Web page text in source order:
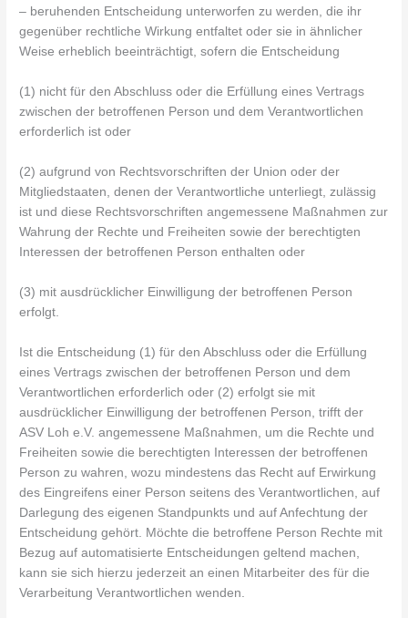
– beruhenden Entscheidung unterworfen zu werden, die ihr
gegenüber rechtliche Wirkung entfaltet oder sie in ähnlicher
Weise erheblich beeinträchtigt, sofern die Entscheidung
(1) nicht für den Abschluss oder die Erfüllung eines Vertrags
zwischen der betroffenen Person und dem Verantwortlichen
erforderlich ist oder
(2) aufgrund von Rechtsvorschriften der Union oder der
Mitgliedstaaten, denen der Verantwortliche unterliegt, zulässig
ist und diese Rechtsvorschriften angemessene Maßnahmen zur
Wahrung der Rechte und Freiheiten sowie der berechtigten
Interessen der betroffenen Person enthalten oder
(3) mit ausdrücklicher Einwilligung der betroffenen Person
erfolgt.
Ist die Entscheidung (1) für den Abschluss oder die Erfüllung
eines Vertrags zwischen der betroffenen Person und dem
Verantwortlichen erforderlich oder (2) erfolgt sie mit
ausdrücklicher Einwilligung der betroffenen Person, trifft der
ASV Loh e.V. angemessene Maßnahmen, um die Rechte und
Freiheiten sowie die berechtigten Interessen der betroffenen
Person zu wahren, wozu mindestens das Recht auf Erwirkung
des Eingreifens einer Person seitens des Verantwortlichen, auf
Darlegung des eigenen Standpunkts und auf Anfechtung der
Entscheidung gehört. Möchte die betroffene Person Rechte mit
Bezug auf automatisierte Entscheidungen geltend machen,
kann sie sich hierzu jederzeit an einen Mitarbeiter des für die
Verarbeitung Verantwortlichen wenden.